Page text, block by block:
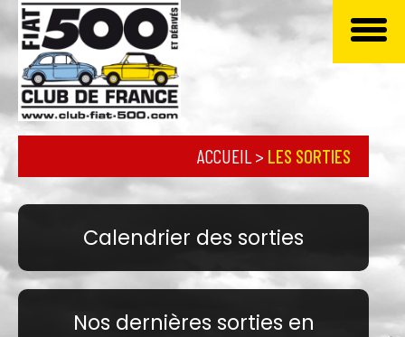
ACCUEIL > LES SORTIES
Calendrier des sorties
Nos dernières sorties en